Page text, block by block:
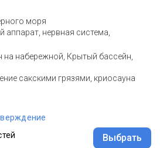
моря
аппарат, нервная система,
на набережной, Крытый бассейн,
сакскими грязями, криосауна
Выбрать